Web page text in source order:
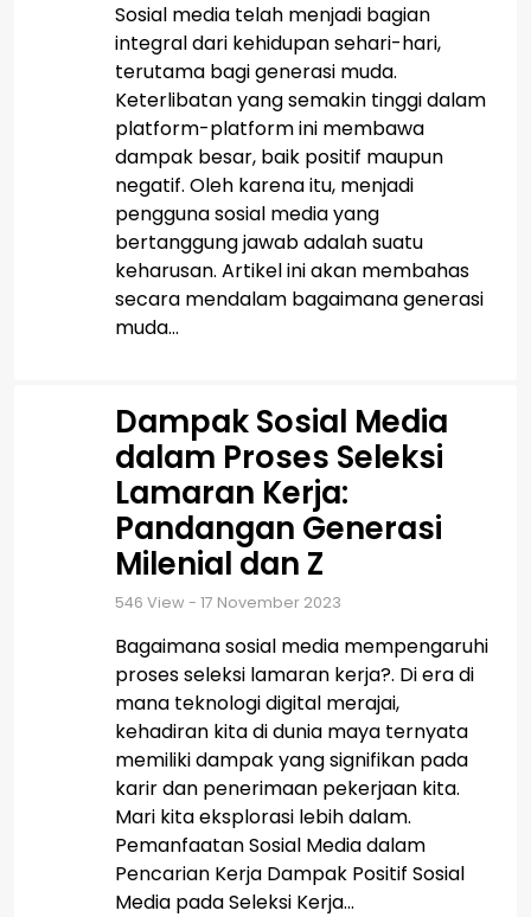
Sosial media telah menjadi bagian
integral dari kehidupan sehari-hari,
terutama bagi generasi muda.
Keterlibatan yang semakin tinggi dalam
platform-platform ini membawa
dampak besar, baik positif maupun
negatif. Oleh karena itu, menjadi
pengguna sosial media yang
bertanggung jawab adalah suatu
keharusan. Artikel ini akan membahas
secara mendalam bagaimana generasi
muda...
Dampak Sosial Media
dalam Proses Seleksi
Lamaran Kerja:
Pandangan Generasi
Milenial dan Z
546 View - 17 November 2023
Bagaimana sosial media mempengaruhi
proses seleksi lamaran kerja?. Di era di
mana teknologi digital merajai,
kehadiran kita di dunia maya ternyata
memiliki dampak yang signifikan pada
karir dan penerimaan pekerjaan kita.
Mari kita eksplorasi lebih dalam.
Pemanfaatan Sosial Media dalam
Pencarian Kerja Dampak Positif Sosial
Media pada Seleksi Kerja...